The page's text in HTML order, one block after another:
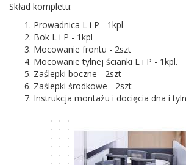
Skład kompletu:
Prowadnica L i P - 1kpl
Bok L i P - 1kpl
Mocowanie frontu - 2szt
Mocowanie tylnej ścianki L i P - 1kpl.
Zaślepki boczne - 2szt
Zaślepki środkowe - 2szt
Instrukcja montażu i docięcia dna i